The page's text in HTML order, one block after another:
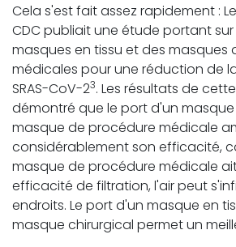
Cela s'est fait assez rapidement : Le
CDC publiait une étude portant
masques en tissu et des masques
médicales pour une réduction de
SRAS-CoV-23. Les résultats de
démontré que le port d'un masque
masque de procédure médicale
considérablement son efficacité,
masque de procédure médicale
efficacité de filtration, l'air peut
endroits. Le port d'un masque en
masque chirurgical permet un